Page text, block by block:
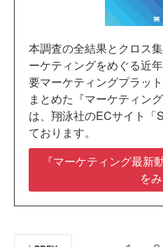
本調査の全結果とクロス
ーケティングをめぐる近
要マーケティングプラッ
まとめた『マーケティン
は、翔泳社のECサイト「
ております。
『マーケティング最新
を